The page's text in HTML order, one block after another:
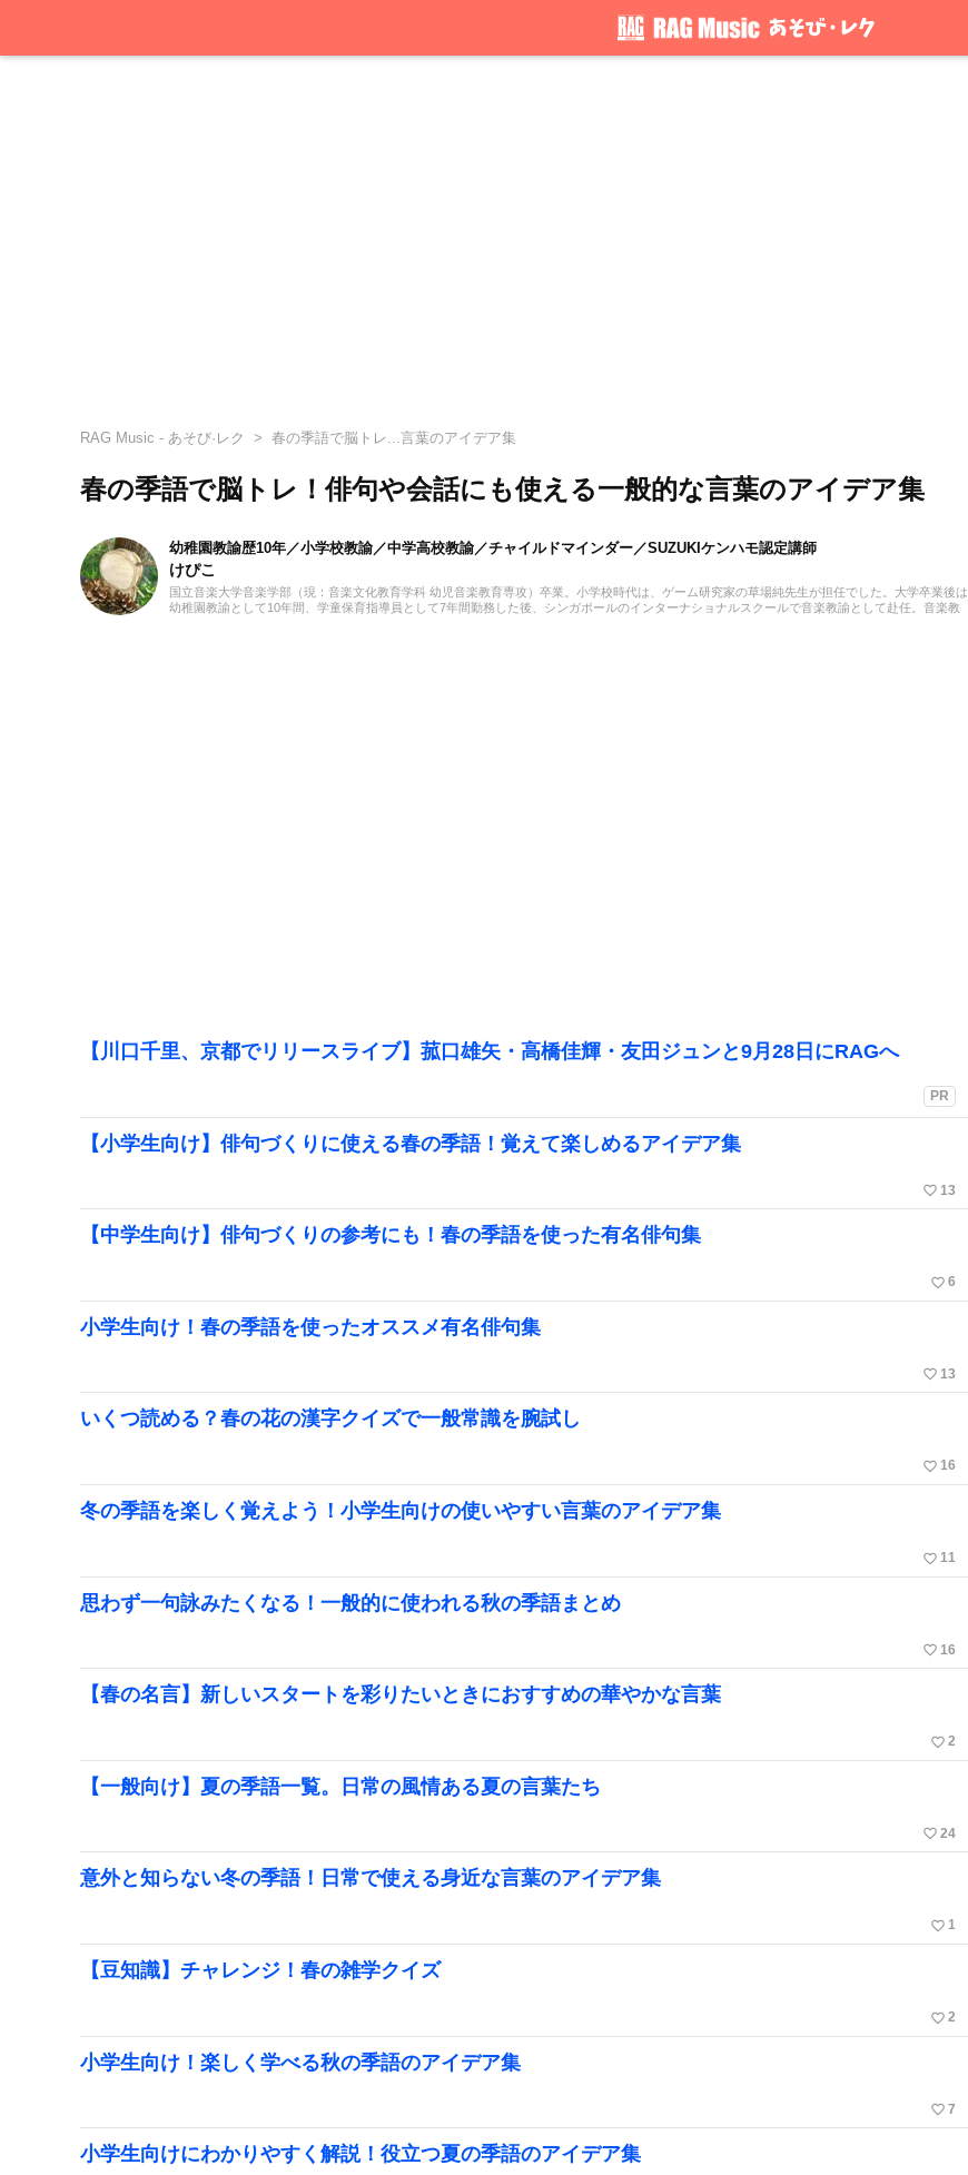
RAG Music - あそび·レク 春の季語で脳トレ...言葉のアイデア集
春の季語で脳トレ！俳句や会話にも使える一般的な言葉のアイデア集
幼稚園教諭歴10年／小学校教諭／中学高校教諭／チャイルドマインダー／SUZUKIケンハモ認定講師
けぴこ
国立音楽大学音楽学部（現：音楽文化教育学科 幼児音楽教育専攻）卒業。小学校時代は、ゲーム研究家の草場純先生が担任でした。大学卒業後は
幼稚園教諭として10年間、学童保育指導員として7年間勤務した後、シンガポールのインターナショナルスクールで音楽教諭として赴任。音楽教
【川口千里、京都でリリースライブ】菰口雄矢・高橋佳輝・友田ジュンと9月28日にRAGへ
PR
【小学生向け】俳句づくりに使える春の季語！覚えて楽しめるアイデア集
favorite_border 13
【中学生向け】俳句づくりの参考にも！春の季語を使った有名俳句集
favorite_border 6
小学生向け！春の季語を使ったオススメ有名俳句集
favorite_border 13
いくつ読める？春の花の漢字クイズで一般常識を腕試し
favorite_border 16
冬の季語を楽しく覚えよう！小学生向けの使いやすい言葉のアイデア集
favorite_border 11
思わず一句詠みたくなる！一般的に使われる秋の季語まとめ
favorite_border 16
【春の名言】新しいスタートを彩りたいときにおすすめの華やかな言葉
favorite_border 2
【一般向け】夏の季語一覧。日常の風情ある夏の言葉たち
favorite_border 24
意外と知らない冬の季語！日常で使える身近な言葉のアイデア集
favorite_border 1
【豆知識】チャレンジ！春の雑学クイズ
favorite_border 2
小学生向け！楽しく学べる秋の季語のアイデア集
favorite_border 7
小学生向けにわかりやすく解説！役立つ夏の季語のアイデア集